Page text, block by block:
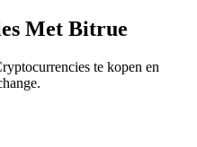
Met Bitrue
te kopen en